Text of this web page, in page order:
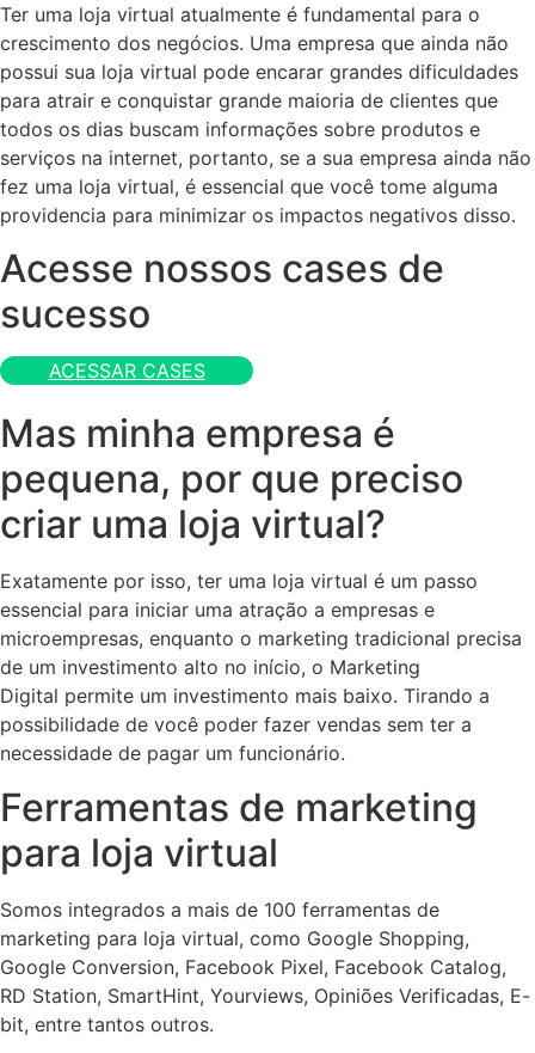
Ter uma loja virtual atualmente é fundamental para o
crescimento dos negócios. Uma empresa que ainda não
possui sua loja virtual pode encarar grandes dificuldades
para atrair e conquistar grande maioria de clientes que
todos os dias buscam informações sobre produtos e
serviços na internet, portanto, se a sua empresa ainda não
fez uma loja virtual, é essencial que você tome alguma
providencia para minimizar os impactos negativos disso.
Acesse nossos cases de
sucesso
ACESSAR CASES
Mas minha empresa é
pequena, por que preciso
criar uma loja virtual?
Exatamente por isso, ter uma loja virtual é um passo
essencial para iniciar uma atração a empresas e
microempresas, enquanto o marketing tradicional precisa
de um investimento alto no início, o Marketing
Digital permite um investimento mais baixo. Tirando a
possibilidade de você poder fazer vendas sem ter a
necessidade de pagar um funcionário.
Ferramentas de marketing
para loja virtual
Somos integrados a mais de 100 ferramentas de
marketing para loja virtual, como Google Shopping,
Google Conversion, Facebook Pixel, Facebook Catalog,
RD Station, SmartHint, Yourviews, Opiniões Verificadas, E-
bit, entre tantos outros.